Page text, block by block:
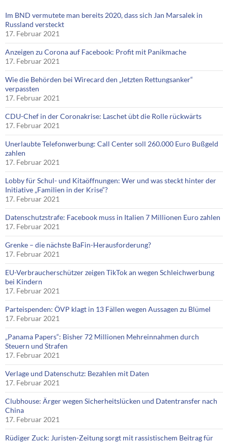
Im BND vermutete man bereits 2020, dass sich Jan Marsalek in
Russland versteckt
17. Februar 2021
Anzeigen zu Corona auf Facebook: Profit mit Panikmache
17. Februar 2021
Wie die Behörden bei Wirecard den „letzten Rettungsanker“
verpassten
17. Februar 2021
CDU-Chef in der Coronakrise: Laschet übt die Rolle rückwärts
17. Februar 2021
Unerlaubte Telefonwerbung: Call Center soll 260.000 Euro Bußgeld
zahlen
17. Februar 2021
Lobby für Schul- und Kitaöffnungen: Wer und was steckt hinter der
Initiative „Familien in der Krise“?
17. Februar 2021
Datenschutzstrafe: Facebook muss in Italien 7 Millionen Euro zahlen
17. Februar 2021
Grenke – die nächste BaFin-Herausforderung?
17. Februar 2021
EU-Verbraucherschützer zeigen TikTok an wegen Schleichwerbung
bei Kindern
17. Februar 2021
Parteispenden: ÖVP klagt in 13 Fällen wegen Aussagen zu Blümel
17. Februar 2021
„Panama Papers“: Bisher 72 Millionen Mehreinnahmen durch
Steuern und Strafen
17. Februar 2021
Verlage und Datenschutz: Bezahlen mit Daten
17. Februar 2021
Clubhouse: Ärger wegen Sicherheitslücken und Datentransfer nach
China
17. Februar 2021
Rüdiger Zuck: Juristen-Zeitung sorgt mit rassistischem Beitrag für